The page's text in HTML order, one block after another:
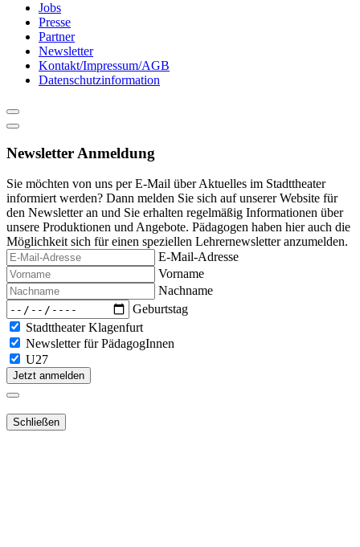
Jobs
Presse
Partner
Newsletter
Kontakt/Impressum/AGB
Datenschutzinformation
Newsletter Anmeldung
Sie möchten von uns per E-Mail über Aktuelles im Stadttheater
informiert werden? Dann melden Sie sich auf unserer Website für
den Newsletter an und Sie erhalten regelmäßig Informationen über
unsere Produktionen und Angebote. Pädagogen haben hier auch die
Möglichkeit sich für einen speziellen Lehrernewsletter anzumelden.
E-Mail-Adresse
Vorname
Nachname
Geburtstag
Stadttheater Klagenfurt
Newsletter für PädagogInnen
U27
Jetzt anmelden
Schließen